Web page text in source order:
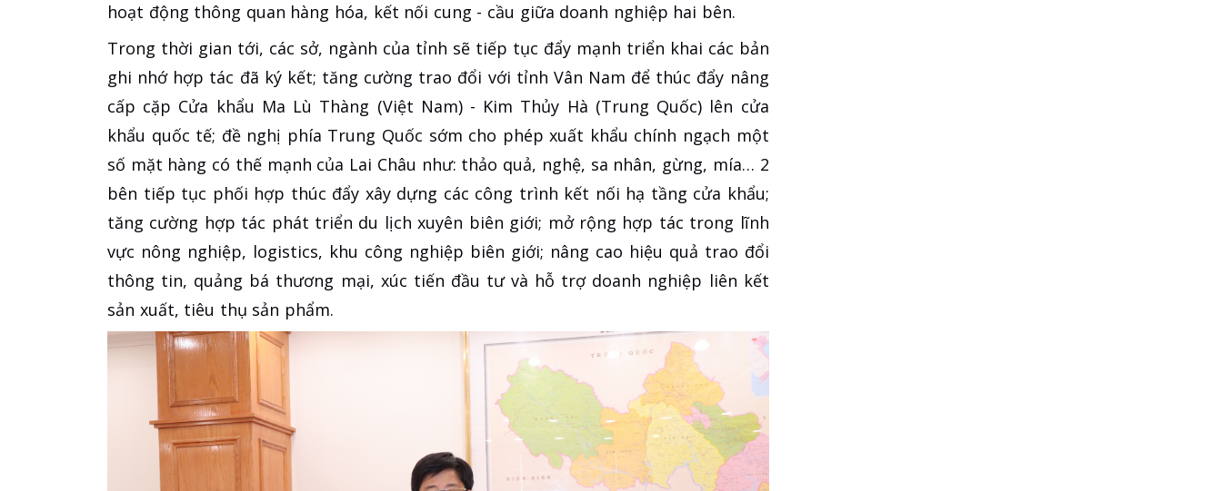
hoạt động thông quan hàng hóa, kết nối cung - cầu giữa doanh nghiệp hai bên.
Trong thời gian tới, các sở, ngành của tỉnh sẽ tiếp tục đẩy mạnh triển khai các bản
ghi nhớ hợp tác đã ký kết; tăng cường trao đổi với tỉnh Vân Nam để thúc đẩy nâng
cấp cặp Cửa khẩu Ma Lù Thàng (Việt Nam) - Kim Thủy Hà (Trung Quốc) lên cửa
khẩu quốc tế; đề nghị phía Trung Quốc sớm cho phép xuất khẩu chính ngạch một
số mặt hàng có thế mạnh của Lai Châu như: thảo quả, nghệ, sa nhân, gừng, mía… 2
bên tiếp tục phối hợp thúc đẩy xây dựng các công trình kết nối hạ tầng cửa khẩu;
tăng cường hợp tác phát triển du lịch xuyên biên giới; mở rộng hợp tác trong lĩnh
vực nông nghiệp, logistics, khu công nghiệp biên giới; nâng cao hiệu quả trao đổi
thông tin, quảng bá thương mại, xúc tiến đầu tư và hỗ trợ doanh nghiệp liên kết
sản xuất, tiêu thụ sản phẩm.